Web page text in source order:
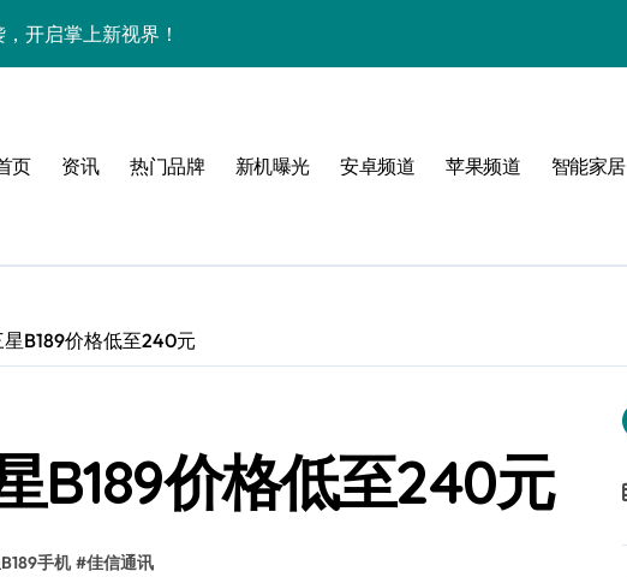
开启掌上新视界！
机尽揽超惊艳！
家揭秘革新亮点
先一睹为快！
场
效玩机就现在！
页 资讯 热门品牌 新机曝光 安卓频道 苹果频道 智能家居
B189价格低至240元
B189价格低至240元
手机 #佳信通讯